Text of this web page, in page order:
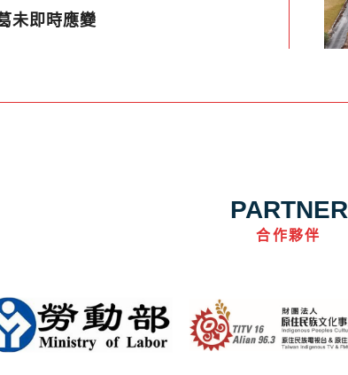
未即時應變
PARTNER
合作夥伴